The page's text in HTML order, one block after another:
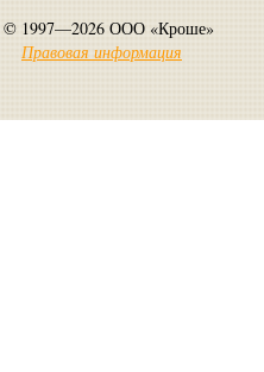
© 1997—2026 ООО «Кроше»
Правовая информация